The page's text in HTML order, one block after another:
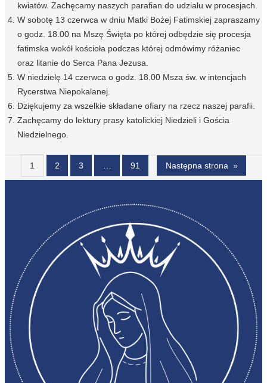
kwiatów. Zachęcamy naszych parafian do udziału w procesjach.
W sobotę 13 czerwca w dniu Matki Bożej Fatimskiej zapraszamy
o godz. 18.00 na Mszę Święta po której odbędzie się procesja
fatimska wokół kościoła podczas której odmówimy różaniec
oraz litanie do Serca Pana Jezusa.
W niedzielę 14 czerwca o godz. 18.00 Msza św. w intencjach
Rycerstwa Niepokalanej.
Dziękujemy za wszelkie składane ofiary na rzecz naszej parafii.
Zachęcamy do lektury prasy katolickiej Niedzieli i Gościa
Niedzielnego.
1 2 3 91 Następna strona »